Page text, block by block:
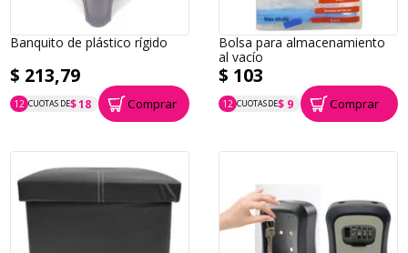
Banquito de plástico rígido
$ 213,79
12 CUOTAS DE$ 18
P.T.F. $ 214 Comprar
Bolsa para almacenamiento
al vacío
$ 103
12 CUOTAS DE$ 9
P.T.F. $ 103 Comprar